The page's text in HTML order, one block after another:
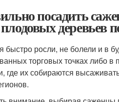
посадить
деревьев
быстро росли, не болели и в
торговых точках либо
где их собираются